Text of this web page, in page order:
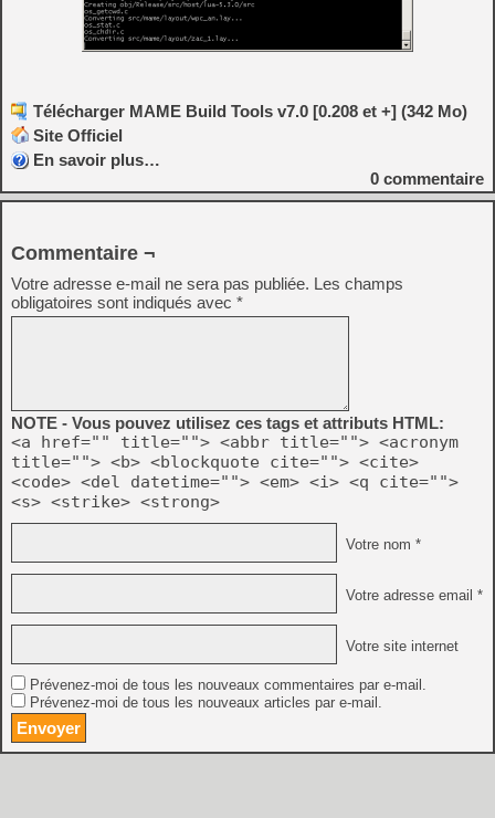
Télécharger MAME Build Tools v7.0 [0.208 et +] (342 Mo)
Site Officiel
En savoir plus…
0 commentaire
Commentaire ¬
Votre adresse e-mail ne sera pas publiée. Les champs
obligatoires sont indiqués avec *
NOTE - Vous pouvez utilisez ces tags et attributs HTML:
<a href="" title=""> <abbr title=""> <acronym
title=""> <b> <blockquote cite=""> <cite>
<code> <del datetime=""> <em> <i> <q cite="">
<s> <strike> <strong>
Votre nom *
Votre adresse email *
Votre site internet
Prévenez-moi de tous les nouveaux commentaires par e-mail.
Prévenez-moi de tous les nouveaux articles par e-mail.